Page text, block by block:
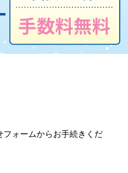
ォームからお手続きくだ